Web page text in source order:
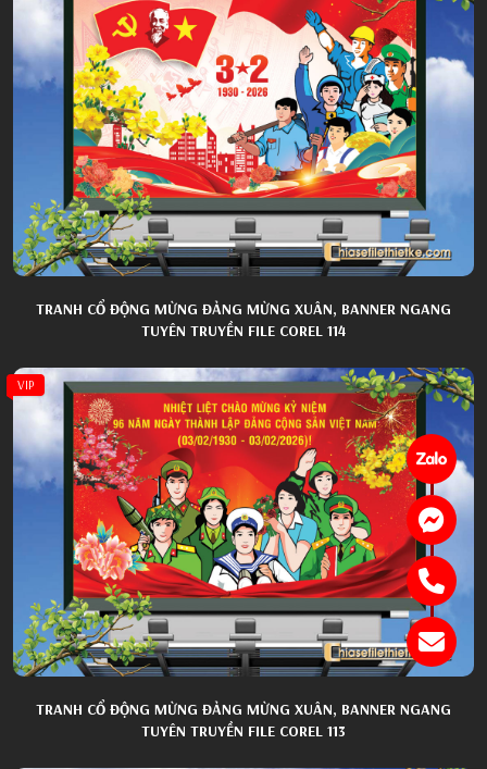
TRANH CỔ ĐỘNG MỪNG ĐẢNG MỪNG XUÂN, BANNER NGANG
TUYÊN TRUYỀN FILE COREL 114
VIP
TRANH CỔ ĐỘNG MỪNG ĐẢNG MỪNG XUÂN, BANNER NGANG
TUYÊN TRUYỀN FILE COREL 113